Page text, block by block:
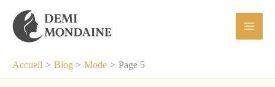
contenu
Accueil Blog Mode Page 5